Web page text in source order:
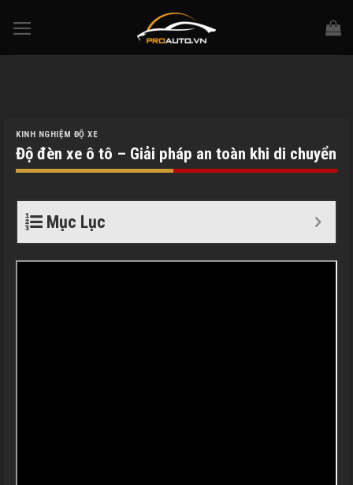
KINH NGHIỆM ĐỘ XE
Độ đèn xe ô tô – Giải pháp an toàn khi di chuyển
Mục Lục